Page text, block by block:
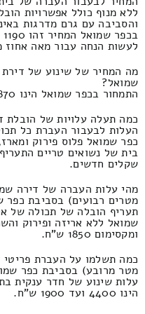
ללא מנוף כולל אפשרויות
והסביבה עם גרם מדרגות
לעשות הנחה עבור מאה אחוז
מה המחיר של שינוע של
שמואל?
התמחור בכפר שמואל הינו 1870 ועד 2020 שקלים חדשים.
כמה תעלה עלויות של הובלת דירת 3 חדרים באיזור
העלות לבעבור העברת כל
כפר שמואל פלוס פירוק
שקלים חדשים.
מטרים רבועים) בסביבת כפר
תעריף הובלה של תכולה של
ומקסימום 1850 ש"ח.
מטר מרובע) בסביבת כפר
הינו 4400 ועד 1900 ש"ח.